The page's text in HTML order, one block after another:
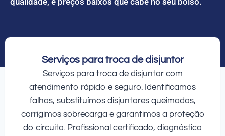
Serviços para troca de disjuntor
Serviços para troca de disjuntor com
atendimento rápido e seguro. Identificamos
falhas, substituímos disjuntores queimados,
corrigimos sobrecarga e garantimos a proteção
do circuito. Profissional certificado, diagnóstico